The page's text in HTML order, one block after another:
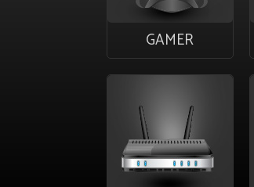
GAMER